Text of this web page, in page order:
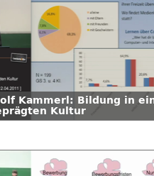
Kammerl: Bildung in
Kultur